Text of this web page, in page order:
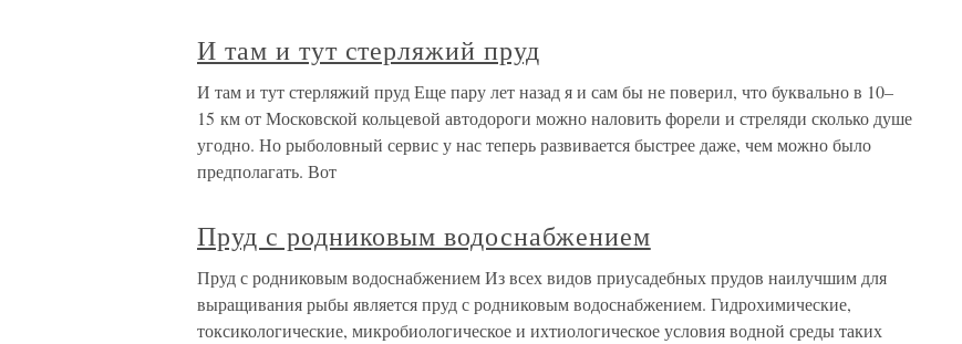
И там и тут стерляжий пруд
И там и тут стерляжий пруд Еще пару лет назад я и сам бы не поверил, что буквально в 10–
15 км от Московской кольцевой автодороги можно наловить форели и стреляди сколько душе
угодно. Но рыболовный сервис у нас теперь развивается быстрее даже, чем можно было
предполагать. Вот
Пруд с родниковым водоснабжением
Пруд с родниковым водоснабжением Из всех видов приусадебных прудов наилучшим для
выращивания рыбы является пруд с родниковым водоснабжением. Гидрохимические,
токсикологические, микробиологическое и ихтиологическое условия водной среды таких